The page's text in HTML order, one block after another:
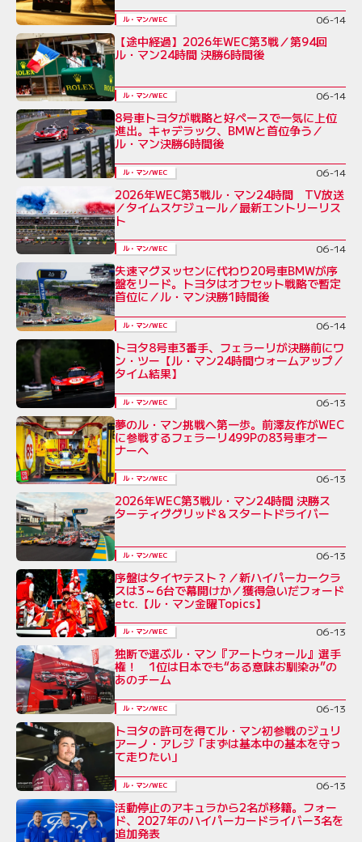
ル・マン/WEC 06-14
【途中経過】2026年WEC第3戦／第94回
ル・マン24時間 決勝6時間後
ル・マン/WEC 06-14
8号車トヨタが戦略と好ペースで一気に上位
進出。キャデラック、BMWと首位争う／
ル・マン決勝6時間後
ル・マン/WEC 06-14
2026年WEC第3戦ル・マン24時間 TV放送
／タイムスケジュール／最新エントリーリス
ト
ル・マン/WEC 06-14
失速マグヌッセンに代わり20号車BMWが序
盤をリード。トヨタはオフセット戦略で暫定
首位に／ル・マン決勝1時間後
ル・マン/WEC 06-14
トヨタ8号車3番手、フェラーリが決勝前にワ
ン・ツー【ル・マン24時間ウォームアップ／
タイム結果】
ル・マン/WEC 06-13
夢のル・マン挑戦へ第一歩。前澤友作がWEC
に参戦するフェラーリ499Pの83号車オー
ナーへ
ル・マン/WEC 06-13
2026年WEC第3戦ル・マン24時間 決勝ス
ターティググリッド＆スタートドライバー
ル・マン/WEC 06-13
序盤はタイヤテスト？／新ハイパーカークラ
スは3～6台で幕開けか／獲得急いだフォード
etc.【ル・マン金曜Topics】
ル・マン/WEC 06-13
独断で選ぶル・マン『アートウォール』選手
権！ 1位は日本でも“ある意味お馴染み”の
あのチーム
ル・マン/WEC 06-13
トヨタの許可を得てル・マン初参戦のジュリ
アーノ・アレジ「まずは基本中の基本を守っ
て走りたい」
ル・マン/WEC 06-13
活動停止のアキュラから2名が移籍。フォー
ド、2027年のハイパーカードライバー3名を
追加発表